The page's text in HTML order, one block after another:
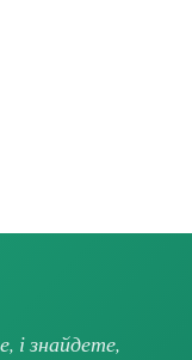
і знайдете,